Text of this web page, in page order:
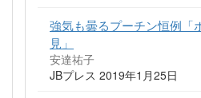
強気も曇るプーチン恒例「
見」
安達祐子
JBプレス 2019年1月25日